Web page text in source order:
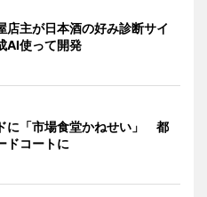
店主が日本酒の好み診断サイ
AI使って開発
に「市場食堂かねせい」 都
ドコートに